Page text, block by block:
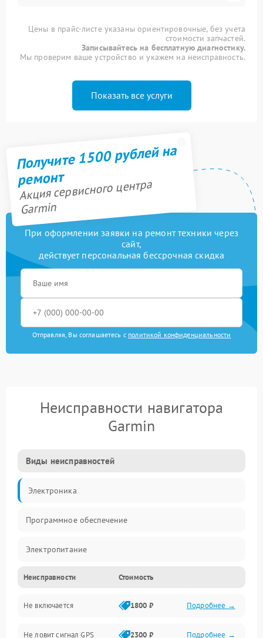
Цены в прайс-листе указаны ориентировочные, без учета
стоимости запчастей.
Записывайтесь на бесплатную диагностику.
Мы проверим ваше устройство и укажем на неисправность.
Показать все услуги
Получите 1500 рублей на
ремонт
Акция сервисного центра
Garmin
При оформлении заявки на ремонт техники через
сайт,
действует персональная бессрочная скидка
Отправляя, Вы соглашаетесь с политикой конфиденциальности
Неисправности навигатора
Garmin
Виды неисправностей
Электроника
Программное обеспечение
Электропитание
Механические повреждения
Навигация
Неисправности Стоимость
Не включается 1800 ₽ Подробнее →
Не ловит сигнал GPS 2300 ₽ Подробнее →